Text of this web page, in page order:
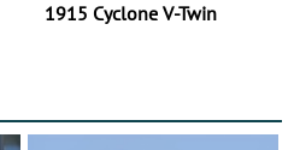
1915 Cyclone V-Twin